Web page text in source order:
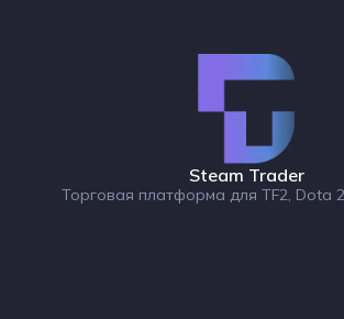
Steam Trader
Торговая платформа для TF2, Dota